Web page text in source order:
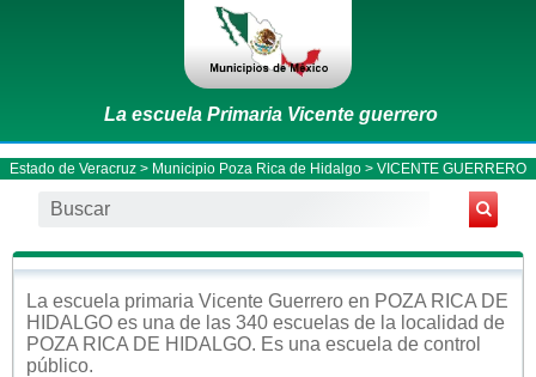
La escuela Primaria Vicente guerrero
Estado de Veracruz > Municipio Poza Rica de Hidalgo > VICENTE GUERRERO
La escuela primaria Vicente Guerrero en POZA RICA DE
HIDALGO es una de las 340 escuelas de la localidad de
POZA RICA DE HIDALGO. Es una escuela de control
público.